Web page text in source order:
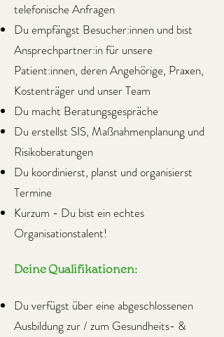
telefonische Anfragen
Du empfängst Besucher:innen und bist
Ansprechpartner:in für unsere
Patient:innen, deren Angehörige, Praxen,
Kostenträger und unser Team
Du macht Beratungsgespräche
Du erstellst SIS, Maßnahmenplanung und
Risikoberatungen
Du koordinierst, planst und organisierst
Termine
Kurzum - Du bist ein echtes
Organisationstalent!
Deine Qualifikationen:
Du verfügst über eine abgeschlossenen
Ausbildung zur / zum Gesundheits- &